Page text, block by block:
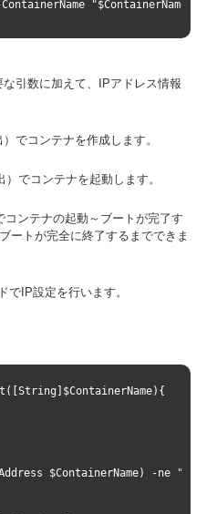
"$ContainerName" -
引数に加えて、IPアドレス情報
でコンテナを作成します。
でコンテナを起動します。
ンテナの起動～ブートが完了す
ートが完全に終了するまでできま
でIP設定を行います。
$ContainerName) -ne ""){